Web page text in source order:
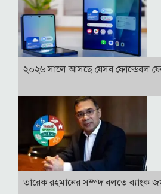
২০২৬ সালে আসছে যেসব ফোল্ডেবল
তারেক রহমানের সম্পদ বলতে ব্যাংক